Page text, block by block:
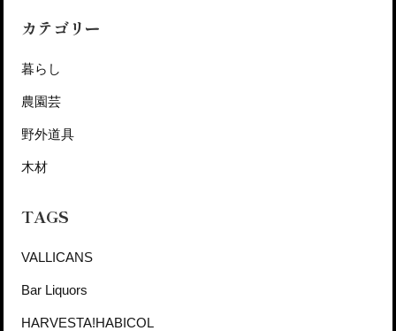
カテゴリー
暮らし
農園芸
野外道具
木材
TAGS
VALLICANS
Bar Liquors
HARVESTA!HABICOL